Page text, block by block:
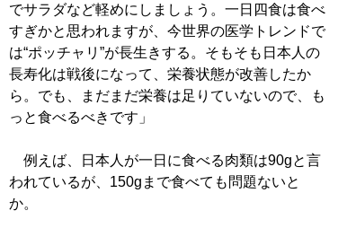
でサラダなど軽めにしましょう。一日四食は食べ
すぎかと思われますが、今世界の医学トレンドで
は“ポッチャリ”が長生きする。そもそも日本人の
長寿化は戦後になって、栄養状態が改善したか
ら。でも、まだまだ栄養は足りていないので、も
っと食べるべきです」
例えば、日本人が一日に食べる肉類は90gと言
われているが、150gまで食べても問題ないと
か。